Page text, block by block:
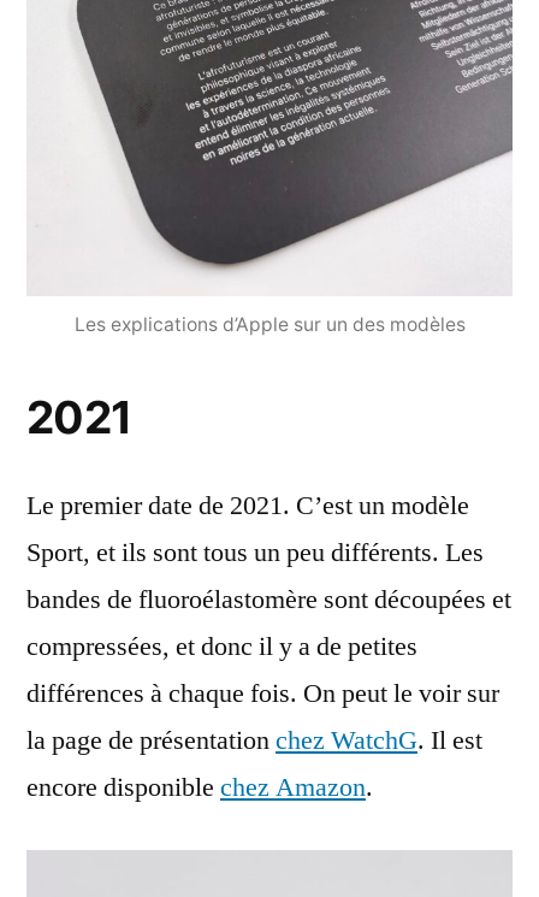
Les explications d’Apple sur un des modèles
2021
Le premier date de 2021. C’est un modèle
Sport, et ils sont tous un peu différents. Les
bandes de fluoroélastomère sont découpées et
compressées, et donc il y a de petites
différences à chaque fois. On peut le voir sur
la page de présentationchez WatchG. Il est
encore disponible chez Amazon.